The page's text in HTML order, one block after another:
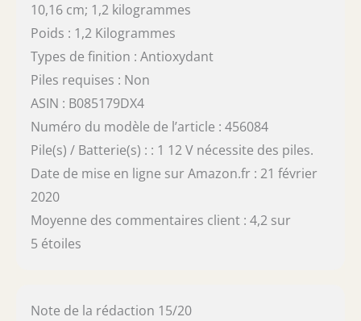
10,16 cm; 1,2 kilogrammes
Poids : 1,2 Kilogrammes
Types de finition : Antioxydant
Piles requises : Non
ASIN : B085179DX4
Numéro du modèle de l’article : 456084
Pile(s) / Batterie(s) : : 1 12 V nécessite des piles.
Date de mise en ligne sur Amazon.fr : 21 février
2020
Moyenne des commentaires client : 4,2 sur
5 étoiles
Note de la rédaction 15/20